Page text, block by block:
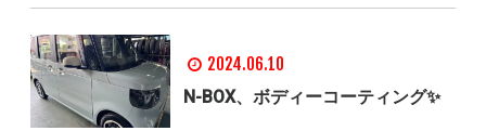
2024.06.10
N-BOX、ボディーコーティング✨